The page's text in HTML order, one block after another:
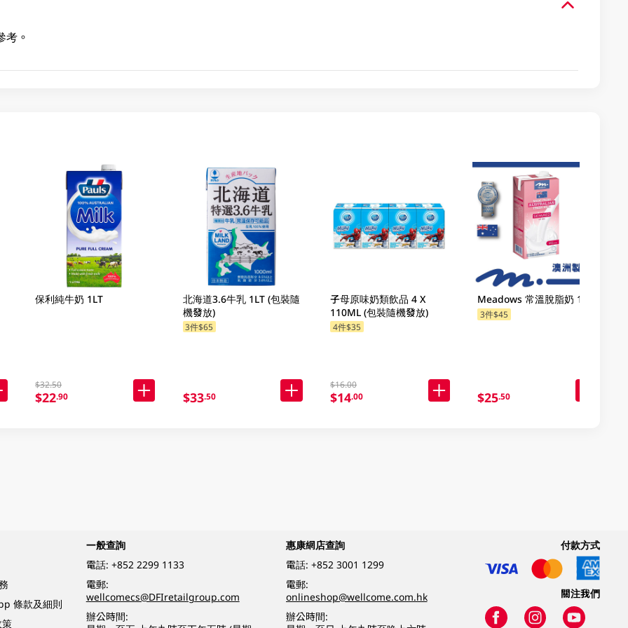
考。
保利純牛奶 1LT
$32.50
$22.90
北海道3.6牛乳 1LT (包裝隨
機發放)
3件$65
$33.50
子母原味奶類飲品 4 X
110ML (包裝隨機發放)
4件$35
$16.00
$14.00
Meadows 常溫脫脂奶 1LT
3件$45
$25.50
條款及細則
一般查詢
電話: +852 2299 1133
電郵:
wellcomecs@DFIretailgroup.com
辦公時間:
惠康網店查詢
電話: +852 3001 1299
電郵:
onlineshop@wellcome.com.hk
辦公時間:
付款方式
關注我們